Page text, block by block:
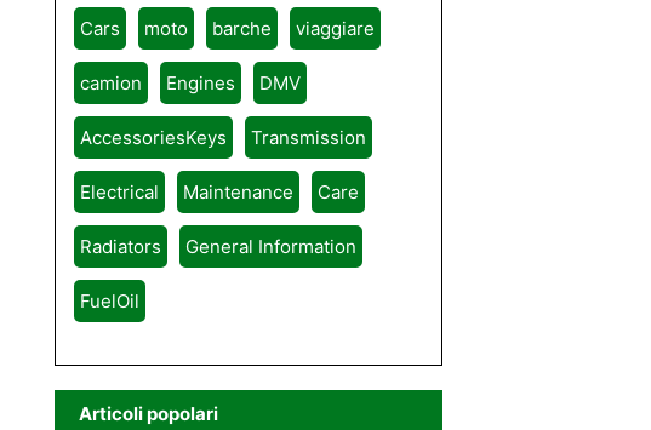
Cars moto barche viaggiare
camion Engines DMV
AccessoriesKeys Transmission
Electrical Maintenance Care
Radiators General Information
FuelOil
Articoli popolari